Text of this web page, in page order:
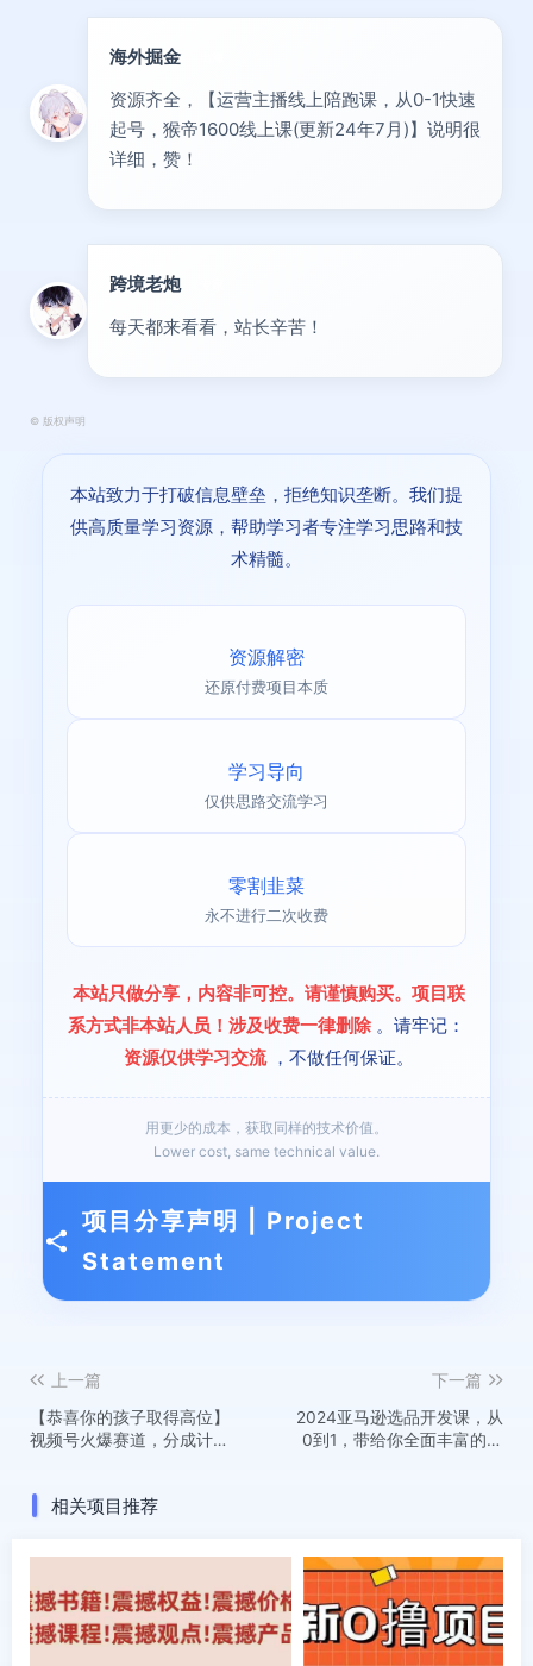
海外掘金
资源齐全，【运营主播线上陪跑课，从0-1快速
起号，猴帝1600线上课(更新24年7月)】说明很
详细，赞！
跨境老炮
每天都来看看，站长辛苦！
© 版权声明
本站致力于打破信息壁垒，拒绝知识垄断。我们提
供高质量学习资源，帮助学习者专注学习思路和技
术精髓。
资源解密
还原付费项目本质
学习导向
仅供思路交流学习
零割韭菜
永不进行二次收费
本站只做分享，内容非可控。请谨慎购买。项目联
系方式非本站人员！涉及收费一律删除 。请牢记：
资源仅供学习交流 ，不做任何保证。
用更少的成本，获取同样的技术价值。
Lower cost, same technical value.
项目分享声明 | Project
Statement
上一篇
【恭喜你的孩子取得高位】
视频号火爆赛道，分成计划
下一篇
2024亚马逊选品开发课，从
0到1，带给你全面丰富的亚
相关项目推荐